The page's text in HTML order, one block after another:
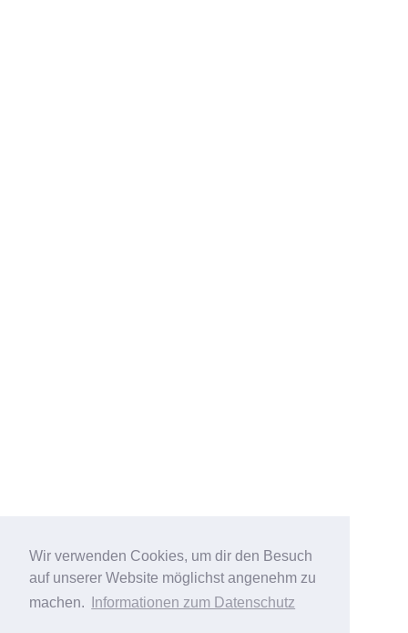
Wir verwenden Cookies, um dir den Besuch
auf unserer Website möglichst angenehm zu
machen.
Informationen zum Datenschutz